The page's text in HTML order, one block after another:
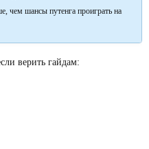
чем шансы путенга проиграть на
верить гайдам: